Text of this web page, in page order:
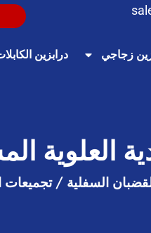
زجاجي درابزين
العلوية
السفلية /تجميعات